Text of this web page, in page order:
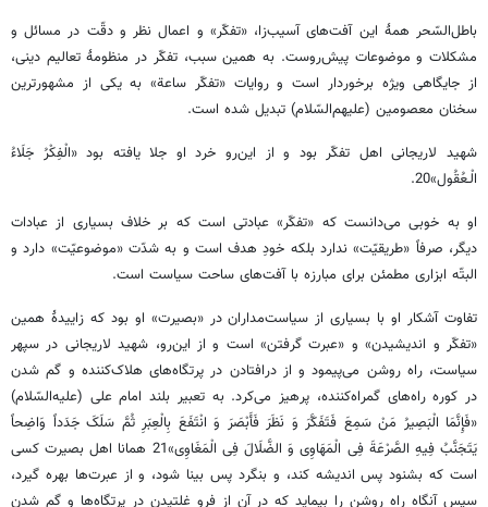
باطل‌السّحر همۀ این آفت‌های آسیب‌زا، «تفکّر» و اعمال نظر و دقّت در مسائل و
مشکلات و موضوعات پیش‌روست. به همین سبب، تفکّر در منظومۀ تعالیم دینی،
از جایگاهی ویژه برخوردار است و روایات «تفکّر ساعة» به یکی از مشهورترین
سخنان معصومین (علیهم‌السّلام) تبدیل شده است.
شهید لاریجانی اهل تفکّر بود و از این‌رو خرد او جلا یافته بود «الْفِکْرُ جَلَاءُ
الْـعُقُول»20.
او به خوبی می‌دانست که «تفکّر» عبادتی است که بر خلاف بسیاری از عبادات
دیگر، صرفاً «طریقیّت» ندارد بلکه خودِ هدف است و به شدّت «موضوعیّت» دارد و
البتّه ابزاری مطمئن برای مبارزه با آفت‌های ساحت سیاست است.
تفاوت آشکار او با بسیاری از سیاست‌مداران در «بصیرت» او بود که زاییدۀ همین
«تفکّر و اندیشیدن» و «عبرت گرفتن» است و از این‌رو، شهید لاریجانی در سپهر
سیاست، راه روشن می‌پیمود و از درافتادن در پرتگاه‌های هلاک‌کننده و گم شدن
در کوره راه‌های گمراه‌کننده، پرهیز می‌کرد. به تعبیر بلند امام علی (علیه‌السّلام)
«فَإِنَّمَا الْبَصِیرُ مَنْ سَمِعَ فَتَفَکَّرَ وَ نَظَرَ فَأَبْصَرَ وَ انْتَفَعَ بِالْعِبَرِ ثُمَّ سَلَکَ جَدَداً وَاضِحاً
یَتَجَنَّبُ فِیهِ الصَّرْعَةَ فِی الْمَهَاوِی وَ الضَّلَالَ فِی‏ الْمَغَاوِی»21 همانا اهل بصیرت کسی
است که بشنود پس اندیشه کند، و بنگرد پس بینا شود، و از عبرت‌ها بهره گیرد،
سپس آنگاه راه روشن را بپماید که در آن از فرو غلتیدن در پرتگاه‌ها و گم شدن